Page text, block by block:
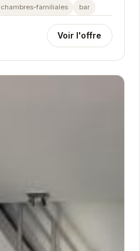
chambres-familiales bar
Voir l'offre